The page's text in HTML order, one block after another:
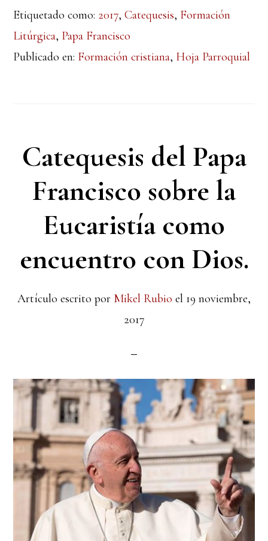
Etiquetado como: 2017,Catequesis, Formación
Litúrgica, Papa Francisco
Publicado en: Formación cristiana, Hoja Parroquial
Catequesis del Papa
Francisco sobre la
Eucaristía como
encuentro con Dios.
Artículo escrito por Mikel Rubio el 19 noviembre,
2017